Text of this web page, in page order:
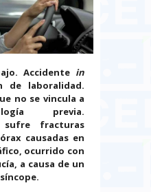
Accidente in
de laboralidad.
no se vincula a
previa.
sufre fracturas
causadas en
ocurrido con
a causa de un